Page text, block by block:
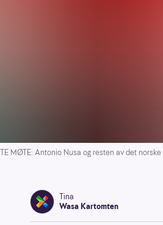
MØTE: Antonio Nusa og resten av det
Tina
Wasa Kartomten